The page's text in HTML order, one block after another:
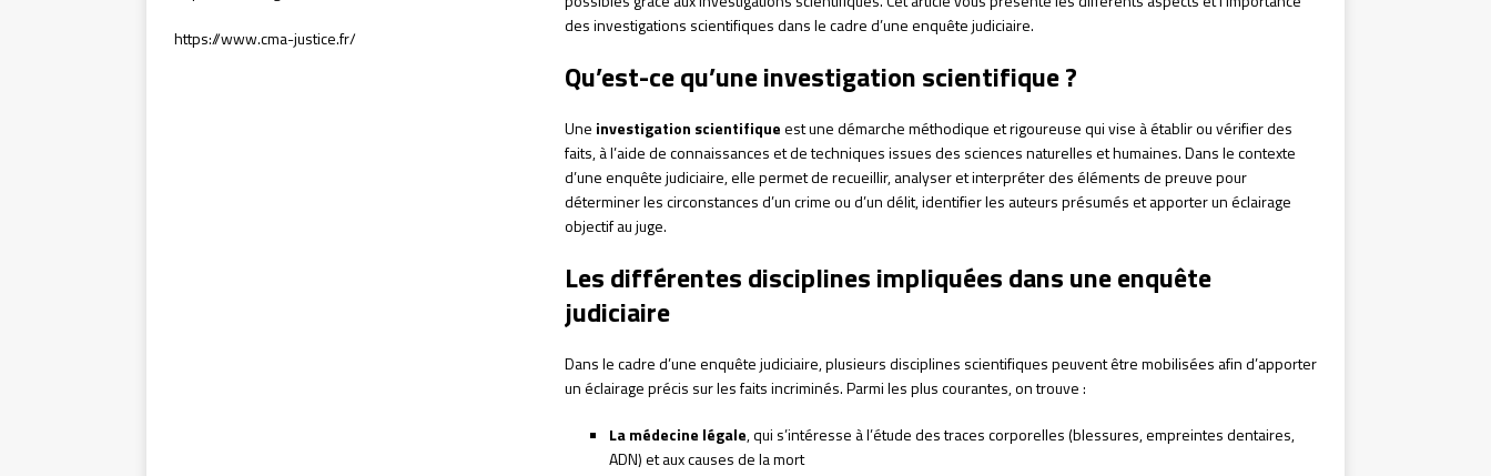
des investigations scientifiques dans le cadre d’une enquête judiciaire.
Qu’est-ce qu’une investigation scientifique ?
Une investigation scientifiqueest une démarche méthodique et rigoureuse qui vise à établir ou vérifier des
faits, à l’aide de connaissances et de techniques issues des sciences naturelles et humaines. Dans le contexte
d’une enquête judiciaire, elle permet de recueillir, analyser et interpréter des éléments de preuve pour
déterminer les circonstances d’un crime ou d’un délit, identifier les auteurs présumés et apporter un éclairage
objectif au juge.
Les différentes disciplines impliquées dans une enquête
judiciaire
Dans le cadre d’une enquête judiciaire, plusieurs disciplines scientifiques peuvent être mobilisées afin d’apporter
un éclairage précis sur les faits incriminés. Parmi les plus courantes, on trouve :
La médecine légale, qui s’intéresse à l’étude des traces corporelles (blessures, empreintes dentaires,
ADN) et aux causes de la mort
https://www.cma-justice.fr/